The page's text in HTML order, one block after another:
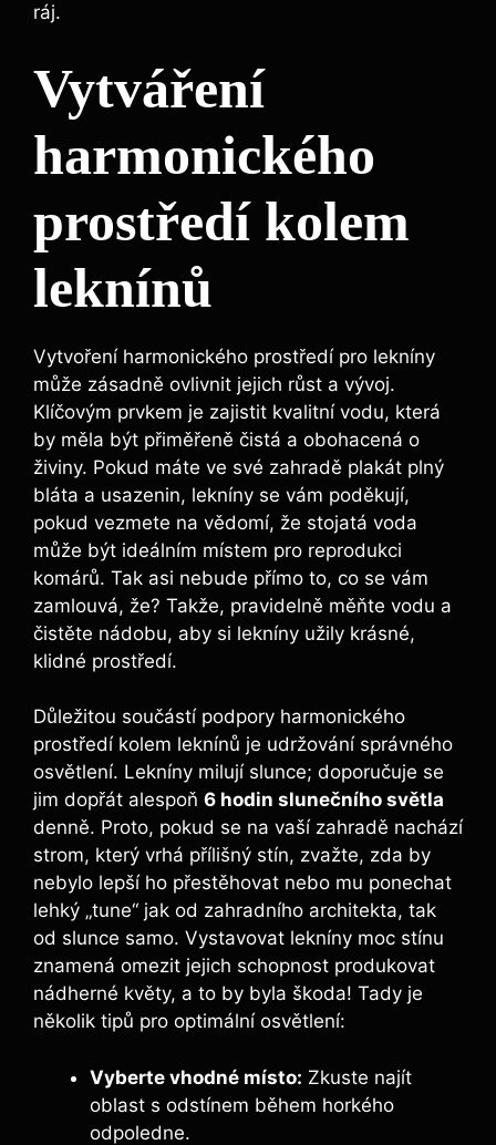
ráj.
Vytváření
harmonického
prostředí kolem
leknínů
Vytvoření harmonického prostředí pro lekníny
může zásadně ovlivnit jejich růst a vývoj.
Klíčovým prvkem je zajistit kvalitní vodu, která
by měla být přiměřeně čistá a obohacená o
živiny. Pokud máte ve své zahradě plakát plný
bláta a usazenin, lekníny se vám poděkují,
pokud vezmete na vědomí, že stojatá voda
může být ideálním místem pro reprodukci
komárů. Tak asi nebude přímo to, co se vám
zamlouvá, že? Takže, pravidelně měňte vodu a
čistěte nádobu, aby si lekníny užily krásné,
klidné prostředí.
Důležitou součástí podpory harmonického
prostředí kolem leknínů je udržování správného
osvětlení. Lekníny milují slunce; doporučuje se
jim dopřát alespoň 6 hodin slunečního světla
denně. Proto, pokud se na vaší zahradě nachází
strom, který vrhá přílišný stín, zvažte, zda by
nebylo lepší ho přestěhovat nebo mu ponechat
lehký „tune“ jak od zahradního architekta, tak
od slunce samo. Vystavovat lekníny moc stínu
znamená omezit jejich schopnost produkovat
nádherné květy, a to by byla škoda! Tady je
několik tipů pro optimální osvětlení:
Vyberte vhodné místo: Zkuste najít
oblast s odstínem během horkého
odpoledne.